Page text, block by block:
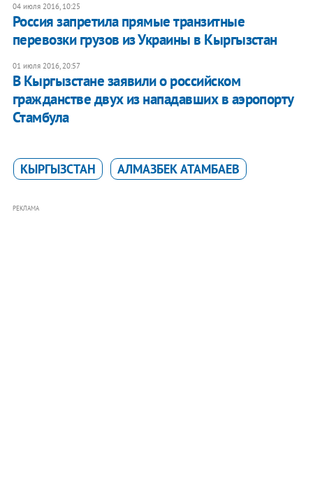
04 июля 2016, 10:25
Россия запретила прямые транзитные
перевозки грузов из Украины в Кыргызстан
01 июля 2016, 20:57
В Кыргызстане заявили о российском
гражданстве двух из нападавших в аэропорту
Стамбула
КЫРГЫЗСТАН АЛМАЗБЕК АТАМБАЕВ
РЕКЛАМА